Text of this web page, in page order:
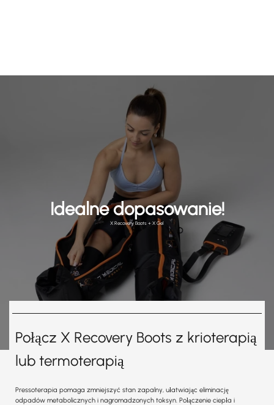
Idealne dopasowanie!
X Recovery Boots + X Gel
Połącz X Recovery Boots z krioterapią
lub termoterapią
Pressoterapia pomaga zmniejszyć stan zapalny, ułatwiając eliminację
odpadów metabolicznych i nagromadzonych toksyn. Połączenie ciepła i